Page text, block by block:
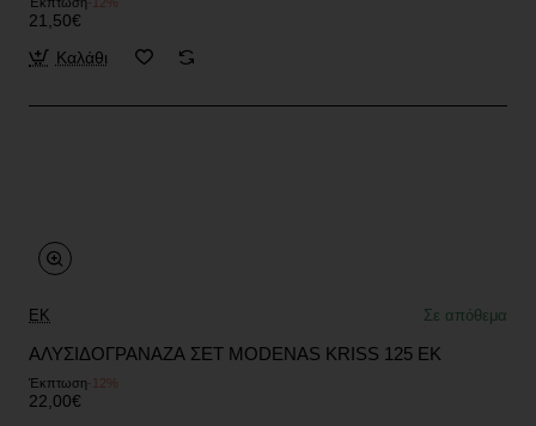
21,50€
Καλάθι
EK Σε απόθεμα
ΑΛΥΣΙΔΟΓΡΑΝΑΖΑ ΣΕΤ MODENAS KRISS 125 EK
Έκπτωση-12%
22,00€